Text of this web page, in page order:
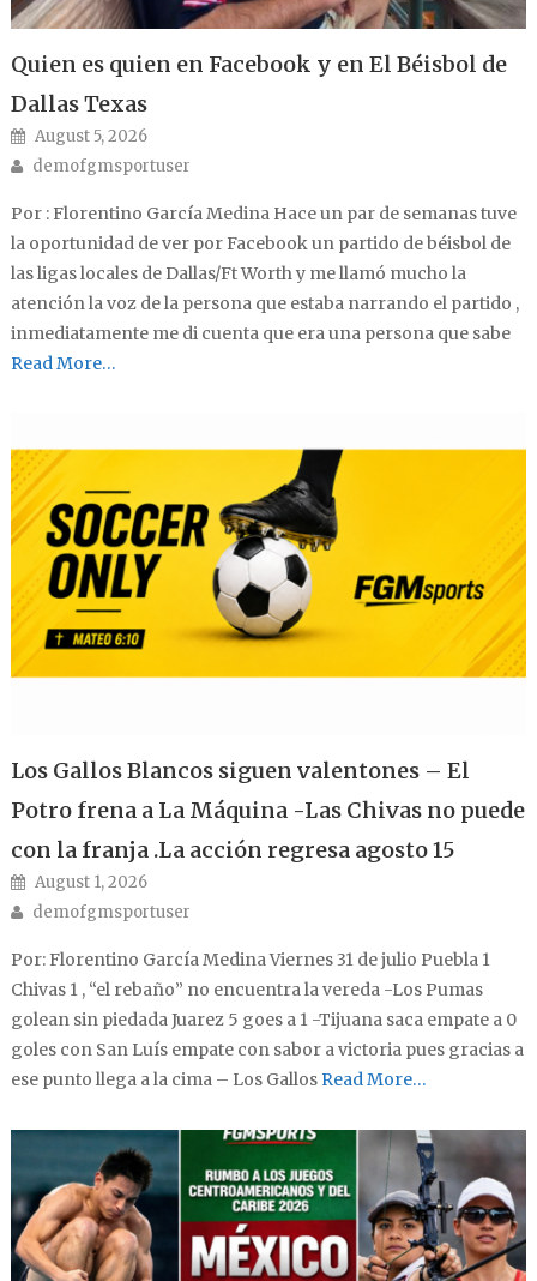
Quien es quien en Facebook y en El Béisbol de
Dallas Texas
Posted on
August 5, 2026
Author
demofgmsportuser
Por : Florentino García Medina Hace un par de semanas tuve
la oportunidad de ver por Facebook un partido de béisbol de
las ligas locales de Dallas/Ft Worth y me llamó mucho la
atención la voz de la persona que estaba narrando el partido ,
inmediatamente me di cuenta que era una persona que sabe
Read More…
Los Gallos Blancos siguen valentones – El
Potro frena a La Máquina -Las Chivas no puede
con la franja .La acción regresa agosto 15
Posted on
August 1, 2026
Author
demofgmsportuser
Por: Florentino García Medina Viernes 31 de julio Puebla 1
Chivas 1 , “el rebaño” no encuentra la vereda -Los Pumas
golean sin piedada Juarez 5 goes a 1 -Tijuana saca empate a 0
goles con San Luís empate con sabor a victoria pues gracias a
ese punto llega a la cima – Los GallosRead More…